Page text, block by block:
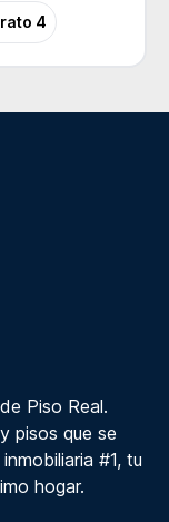
4
Piso Real.
pisos que se
#1, tu
hogar.